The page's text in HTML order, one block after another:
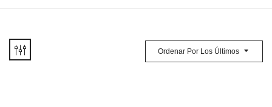
Ordenar Por Los Últimos